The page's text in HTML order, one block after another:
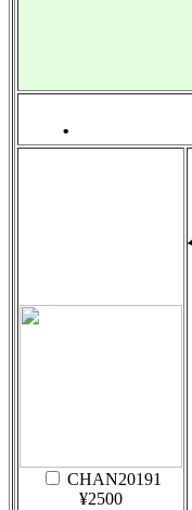
.
CHAN20191
¥2500